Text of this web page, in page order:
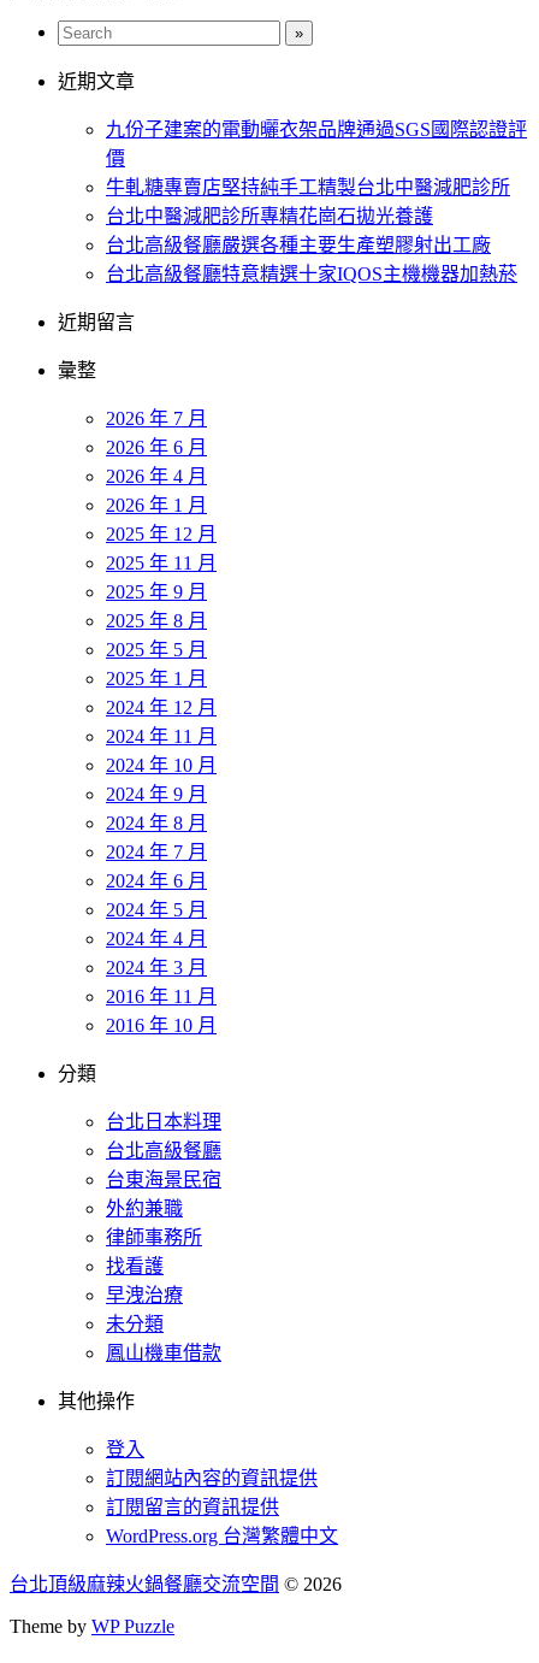
近期文章
九份子建案的電動曬衣架品牌通過SGS國際認證評
價
牛軋糖專賣店堅持純手工精製台北中醫減肥診所
台北中醫減肥診所專精花崗石拋光養護
台北高級餐廳嚴選各種主要生產塑膠射出工廠
台北高級餐廳特意精選十家IQOS主機機器加熱菸
近期留言
彙整
2026 年 7 月
2026 年 6 月
2026 年 4 月
2026 年 1 月
2025 年 12 月
2025 年 11 月
2025 年 9 月
2025 年 8 月
2025 年 5 月
2025 年 1 月
2024 年 12 月
2024 年 11 月
2024 年 10 月
2024 年 9 月
2024 年 8 月
2024 年 7 月
2024 年 6 月
2024 年 5 月
2024 年 4 月
2024 年 3 月
2016 年 11 月
2016 年 10 月
分類
台北日本料理
台北高級餐廳
台東海景民宿
外約兼職
律師事務所
找看護
早洩治療
未分類
鳳山機車借款
其他操作
登入
訂閱網站內容的資訊提供
訂閱留言的資訊提供
WordPress.org 台灣繁體中文
台北頂級麻辣火鍋餐廳交流空間 © 2026
Theme by WP Puzzle